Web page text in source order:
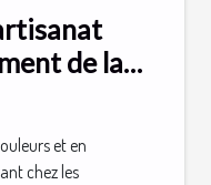
de la
et en
chez les